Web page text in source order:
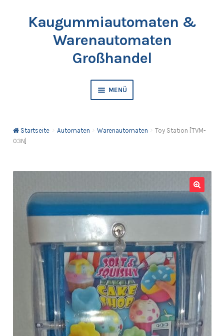
SpringeKaugummiautomaten &
Warenautomaten
Großhandel
MENÜ
Kaugummis
Katalog & Preisliste bestellen
Startseite Automaten Warenautomaten
Toy Station [TVM-
03N]
🔍